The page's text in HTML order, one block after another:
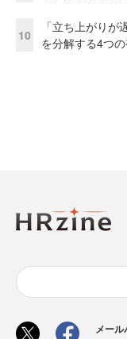
10
「立ち上がり
を分解する4つ
メー